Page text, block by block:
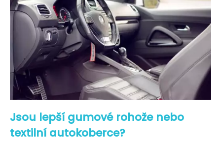
Jsou lepší gumové rohože nebo
textilní autokoberce?